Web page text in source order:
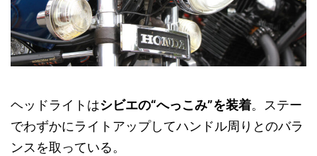
ヘッドライトはシビエの“へっこみ”を装着。ステー
でわずかにライトアップしてハンドル周りとのバラ
ンスを取っている。